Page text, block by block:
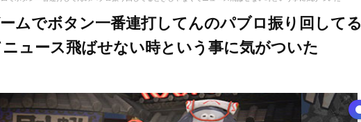
ームでボタン一番連打してんのパブロ振り回してる
ュース飛ばせない時という事に気がついた